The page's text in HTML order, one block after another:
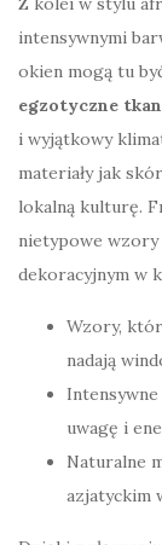
intensywnymi
okien mogą tu
egzotyczne
i wyjątkowy
materiały jak
lokalną kulturę.
nietypowe wzory
dekoracyjnym w
Wzory,
nadają
uwagę i
Naturalne
azjatyckim